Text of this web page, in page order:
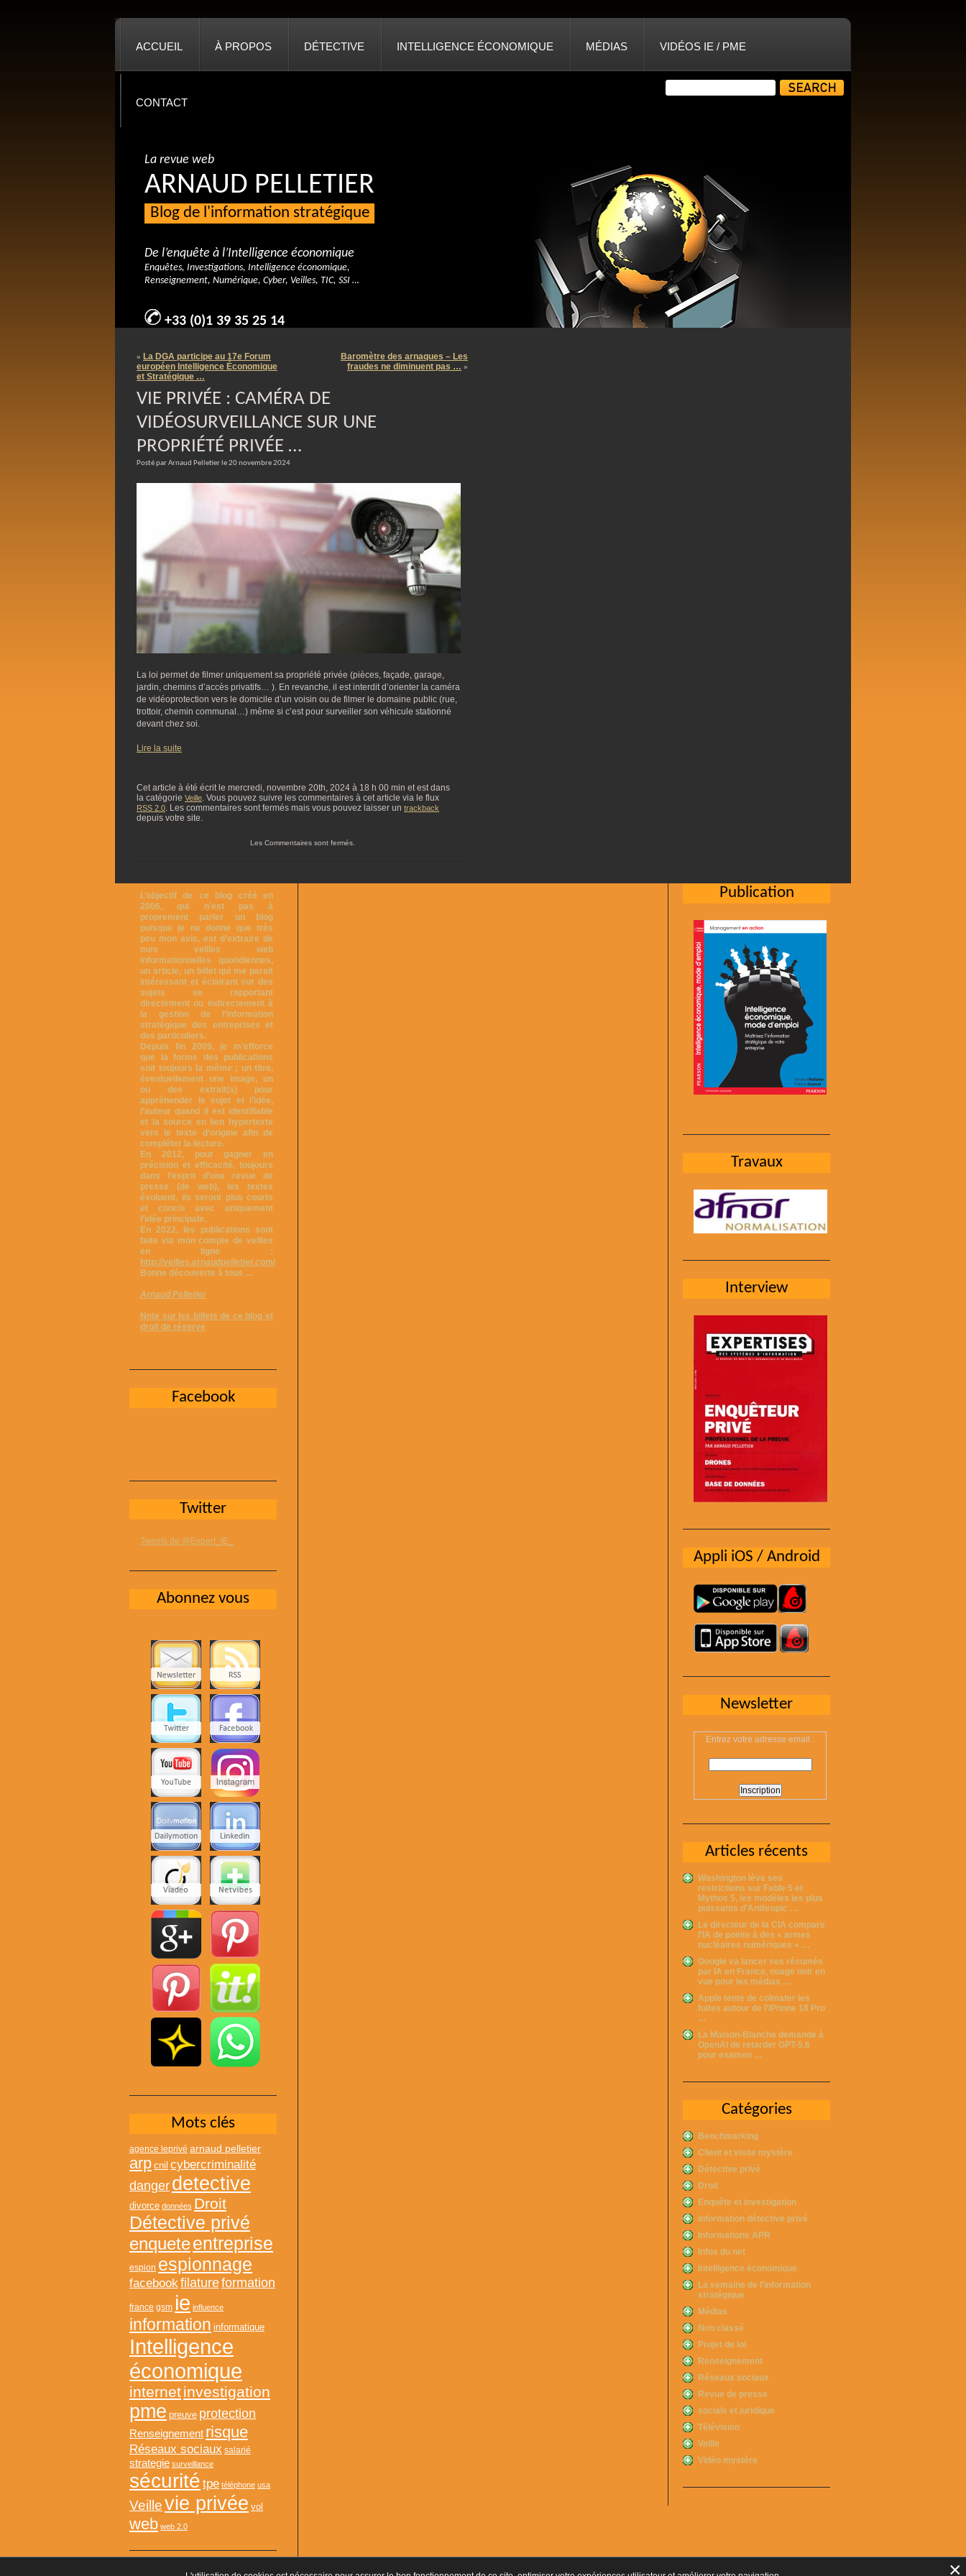
ACCUEIL À PROPOS DÉTECTIVE INTELLIGENCE ÉCONOMIQUE MÉDIAS VIDÉOS IE / PME
CONTACT
La revue web
ARNAUD PELLETIER
Blog de l'information stratégique
De l’enquête à l’Intelligence économique
Enquêtes, Investigations, Intelligence économique,
Renseignement, Numérique, Cyber, Veilles, TIC, SSI …
+33 (0)1 39 35 25 14
« La DGA participe au 17e Forum
européen Intelligence Économique
et Stratégique …
Baromètre des arnaques – Les
fraudes ne diminuent pas … »
VIE PRIVÉE : CAMÉRA DE
VIDÉOSURVEILLANCE SUR UNE
PROPRIÉTÉ PRIVÉE …
Posté par Arnaud Pelletier le 20 novembre 2024
La loi permet de filmer uniquement sa propriété privée (pièces, façade, garage,
jardin, chemins d’accès privatifs… ). En revanche, il est interdit d’orienter la caméra
de vidéoprotection vers le domicile d’un voisin ou de filmer le domaine public (rue,
trottoir, chemin communal…) même si c’est pour surveiller son véhicule stationné
devant chez soi.
Lire la suite
Cet article à été écrit le mercredi, novembre 20th, 2024 à 18 h 00 min et est dans
la catégorie Veille . Vous pouvez suivre les commentaires à cet article via le flux
RSS 2.0 . Les commentaires sont fermés mais vous pouvez laisser un trackback
depuis votre site.
Les Commentaires sont fermés.
Publication
Travaux
Interview
Appli iOS / Android
Newsletter
Entrez votre adresse email :
Articles récents
Washington lève ses
restrictions sur Fable 5 et
Mythos 5, les modèles les plus
puissants d’Anthropic …
Le directeur de la CIA compare
l’IA de pointe à des « armes
nucléaires numériques » …
Google va lancer ses résumés
par IA en France, nuage noir en
vue pour les médias …
Apple tente de colmater les
fuites autour de l’iPhone 18 Pro
…
La Maison-Blanche demande à
OpenAI de retarder GPT-5.6
pour examen …
Catégories
Benchmarking
Client et visite mystère
Détective privé
Droit
Enquête et investigation
information détective privé
Informations APR
Infos du net
Intelligence économique
La semaine de l’information
stratégique
Médias
Non classé
Projet de loi
Renseignement
Réseaux sociaux
Revue de presse
sociale et juridique
Télévision
Veille
Vidéo mystère
L’objectif de ce blog créé en
2006, qui n’est pas à
proprement parler un blog
puisque je ne donne que très
peu mon avis, est d’extraire de
mes veilles web
informationnelles quotidiennes,
un article, un billet qui me parait
intéressant et éclairant sur des
sujets se rapportant
directement ou indirectement à
la gestion de l’information
stratégique des entreprises et
des particuliers.
Depuis fin 2009, je m’efforce
que la forme des publications
soit toujours la même ; un titre,
éventuellement une image, un
ou des extrait(s) pour
appréhender le sujet et l’idée,
l’auteur quand il est identifiable
et la source en lien hypertexte
vers le texte d’origine afin de
compléter la lecture.
En 2012, pour gagner en
précision et efficacité, toujours
dans l’esprit d’une revue de
presse (de web), les textes
évoluent, ils seront plus courts
et concis avec uniquement
l’idée principale.
En 2022, les publications sont
faite via mon compte de veilles
en ligne :
http://veilles.arnaudpelletier.com/
Bonne découverte à tous …
Arnaud Pelletier
Note sur les billets de ce blog et
droit de réserve
Facebook
Twitter
Tweets de @Expert_IE_
Abonnez vous
Mots clés
agence leprivé arnaud pelletier
arp cnil cybercriminalité
danger detective
divorce données Droit
Détective privé
enqueteentreprise
espion espionnage
facebook filatureformation
france gsm ie influence
information informatique
Intelligence
économique
internetinvestigation
pme preuve protection
Renseignement risque
Réseaux sociaux salarié
strategie surveillance
sécurité tpe téléphone usa
Veillevie privée vol
web web 2.0
×